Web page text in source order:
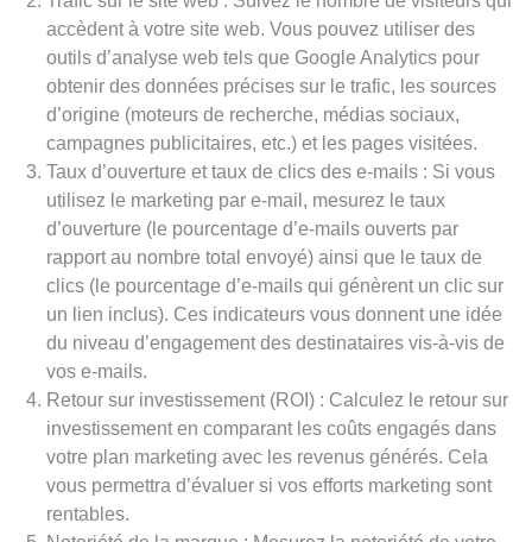
accèdent à votre site web. Vous pouvez utiliser des
outils d’analyse web tels que Google Analytics pour
obtenir des données précises sur le trafic, les sources
d’origine (moteurs de recherche, médias sociaux,
campagnes publicitaires, etc.) et les pages visitées.
Taux d’ouverture et taux de clics des e-mails : Si vous
utilisez le marketing par e-mail, mesurez le taux
d’ouverture (le pourcentage d’e-mails ouverts par
rapport au nombre total envoyé) ainsi que le taux de
clics (le pourcentage d’e-mails qui génèrent un clic sur
un lien inclus). Ces indicateurs vous donnent une idée
du niveau d’engagement des destinataires vis-à-vis de
vos e-mails.
Retour sur investissement (ROI) : Calculez le retour sur
investissement en comparant les coûts engagés dans
votre plan marketing avec les revenus générés. Cela
vous permettra d’évaluer si vos efforts marketing sont
rentables.